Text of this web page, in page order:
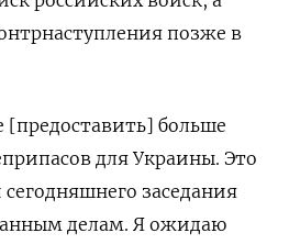
позже в
больше
для Украины. Это
заседания
делам. Я ожидаю